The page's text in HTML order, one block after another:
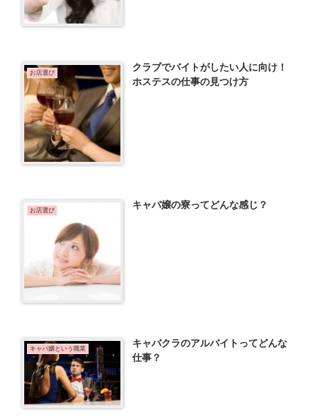
お店選び
クラブでバイトがしたい人に向け！
ホステスの仕事の見つけ方
お店選び キャバ嬢の寮ってどんな感じ？
キャバ嬢という職業
キャバクラのアルバイトってどんな
仕事？